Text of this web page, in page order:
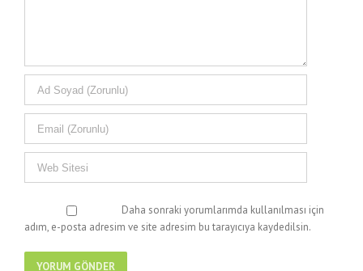
Daha sonraki yorumlarımda kullanılması için
adım, e-posta adresim ve site adresim bu tarayıcıya kaydedilsin.